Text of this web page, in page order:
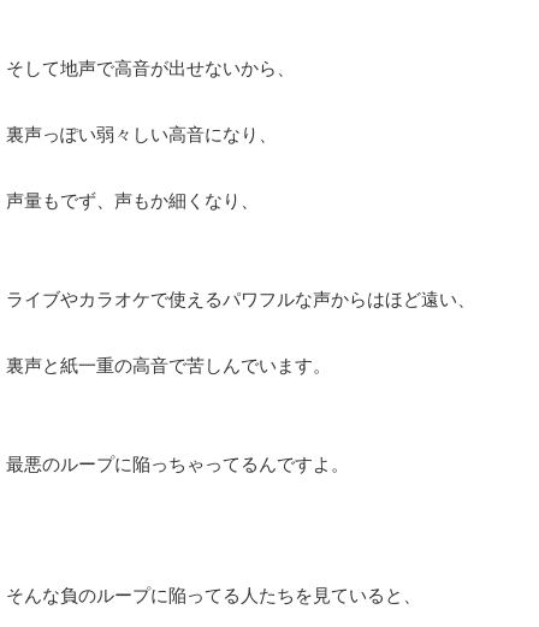
そして地声で高音が出せないから、
裏声っぽい弱々しい高音になり、
声量もでず、声もか細くなり、
ライブやカラオケで使えるパワフルな声からはほど遠い、
裏声と紙一重の高音で苦しんでいます。
最悪のループに陥っちゃってるんですよ。
そんな負のループに陥ってる人たちを見ていると、